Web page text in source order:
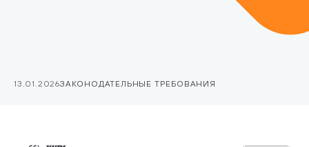
13.01.2026ЗАКОНОДАТЕЛЬНЫЕ ТРЕБОВАНИЯ